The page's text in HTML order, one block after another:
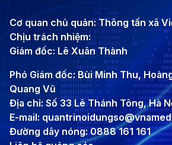
Cơ quan chủ quản: Thông tấn xã
Chịu trách nhiệm:
Giám đốc: Lê Xuân Thành
Phó Giám đốc: Bùi Minh Thu,
Quang Vũ
Địa chỉ: Số 33 Lê Thánh Tông, Hà
E-mail:
Đường dây nóng: 0888 161 161